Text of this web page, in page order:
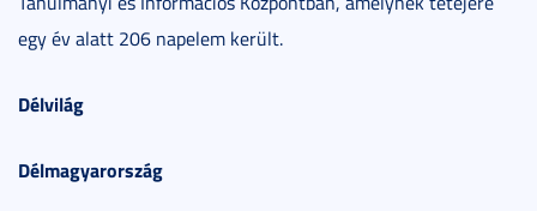
egy év alatt 206 napelem került.
Délvilág
Délmagyarország